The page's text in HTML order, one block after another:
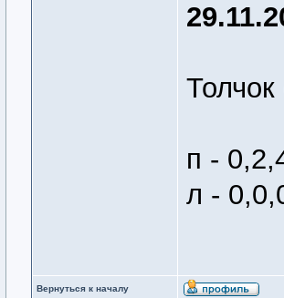
Толчок
п -
л -
Вернуться к началу